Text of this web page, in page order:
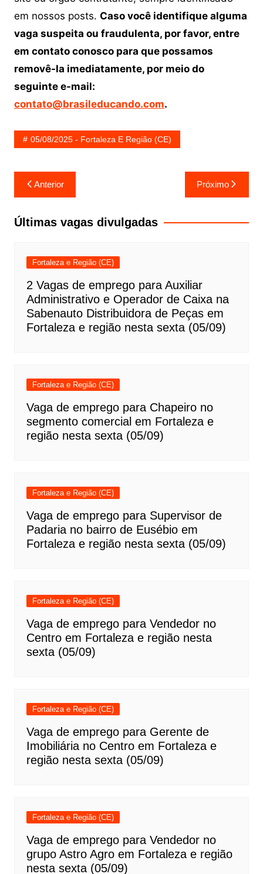
em nossos posts. Caso você identifique alguma
vaga suspeita ou fraudulenta, por favor, entre
em contato conosco para que possamos
removê-la imediatamente, por meio do
seguinte e-mail:
contato@brasileducando.com.
05/08/2025 - Fortaleza E Região (CE)
Navegação
de
Post
Anterior Próximo
Últimas vagas divulgadas
Fortaleza e Região (CE)
2 Vagas de emprego para Auxiliar
Administrativo e Operador de Caixa na
Sabenauto Distribuidora de Peças em
Fortaleza e região nesta sexta (05/09)
Fortaleza e Região (CE)
Vaga de emprego para Chapeiro no
segmento comercial em Fortaleza e
região nesta sexta (05/09)
Fortaleza e Região (CE)
Vaga de emprego para Supervisor de
Padaria no bairro de Eusébio em
Fortaleza e região nesta sexta (05/09)
Fortaleza e Região (CE)
Vaga de emprego para Vendedor no
Centro em Fortaleza e região nesta
sexta (05/09)
Fortaleza e Região (CE)
Vaga de emprego para Gerente de
Imobiliária no Centro em Fortaleza e
região nesta sexta (05/09)
Fortaleza e Região (CE)
Vaga de emprego para Vendedor no
grupo Astro Agro em Fortaleza e região
nesta sexta (05/09)